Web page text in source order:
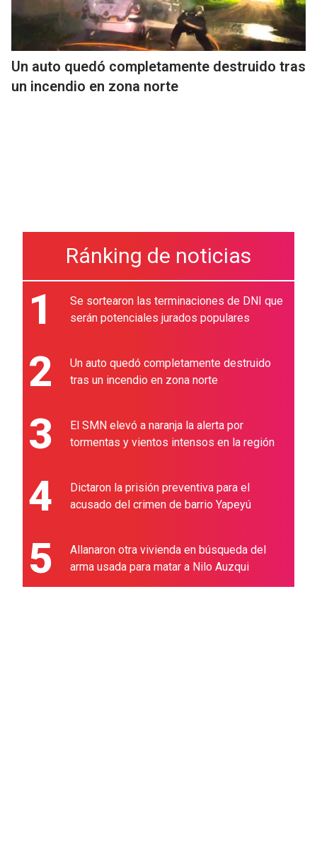
Un auto quedó completamente destruido tras
un incendio en zona norte
Ránking de noticias
1
Se sortearon las terminaciones de DNI que
serán potenciales jurados populares
2
Un auto quedó completamente destruido
tras un incendio en zona norte
3
El SMN elevó a naranja la alerta por
tormentas y vientos intensos en la región
4
Dictaron la prisión preventiva para el
acusado del crimen de barrio Yapeyú
5
Allanaron otra vivienda en búsqueda del
arma usada para matar a Nilo Auzqui